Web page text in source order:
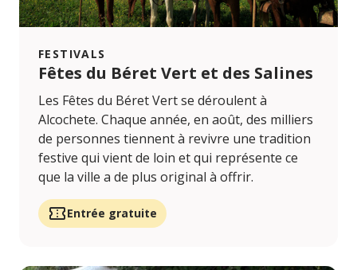
FESTIVALS
Fêtes du Béret Vert et des Salines
Les Fêtes du Béret Vert se déroulent à
Alcochete. Chaque année, en août, des milliers
de personnes tiennent à revivre une tradition
festive qui vient de loin et qui représente ce
que la ville a de plus original à offrir.
Entrée gratuite